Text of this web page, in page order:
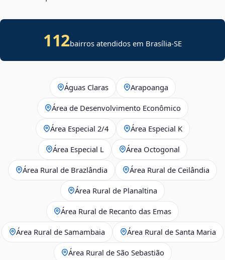
112bairros atendidos em Brasília-SE
Águas Claras Arapoanga
Área de Desenvolvimento Econômico
Área Especial 2/4 Área Especial K
Área Especial L Área Octogonal
Área Rural de Brazlândia Área Rural de Ceilândia
Área Rural de Planaltina
Área Rural de Recanto das Emas
Área Rural de Samambaia Área Rural de Santa Maria
Área Rural de São Sebastião